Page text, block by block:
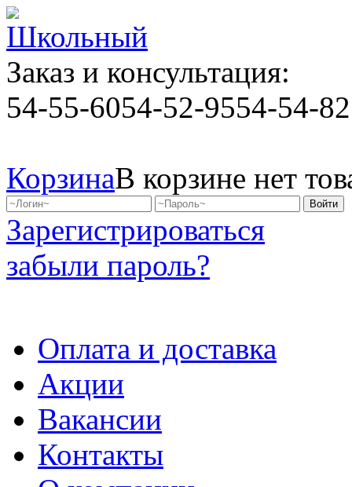
Заказ и консультация:
54-55-6054-52-9554-54-82
КорзинаВ корзине нет
Зарегистрироваться
забыли пароль?
Оплата и доставка
Акции
Вакансии
Контакты